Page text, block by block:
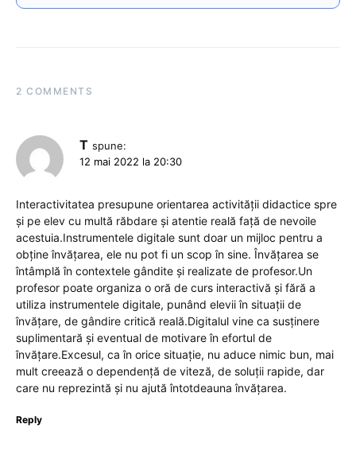
2 COMMENTS
T spune:
12 mai 2022 la 20:30
Interactivitatea presupune orientarea activității didactice spre
și pe elev cu multă răbdare și atentie reală față de nevoile
acestuia.Instrumentele digitale sunt doar un mijloc pentru a
obține învățarea, ele nu pot fi un scop în sine. Învățarea se
întâmplă în contextele gândite și realizate de profesor.Un
profesor poate organiza o oră de curs interactivă și fără a
utiliza instrumentele digitale, punând elevii în situații de
învățare, de gândire critică reală.Digitalul vine ca susținere
suplimentară și eventual de motivare în efortul de
învățare.Excesul, ca în orice situație, nu aduce nimic bun, mai
mult creează o dependență de viteză, de soluții rapide, dar
care nu reprezintă și nu ajută întotdeauna învățarea.
Reply